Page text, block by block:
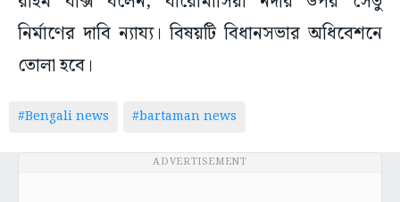
নির্মাণের দাবি ন্যায্য। বিষয়টি বিধানসভার অধিবেশনে
তোলা হবে।
#Bengali news #bartaman news
ADVERTISEMENT